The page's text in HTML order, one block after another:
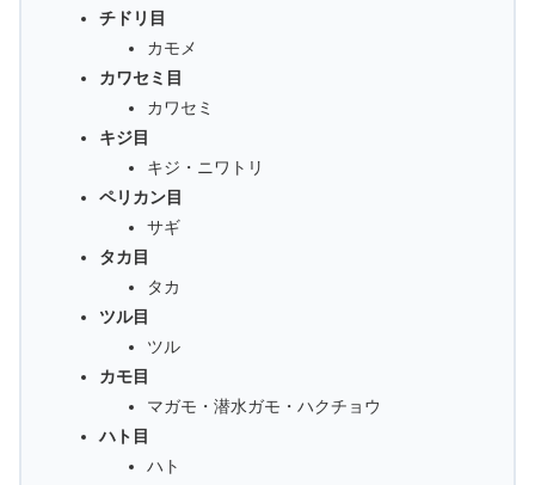
チドリ目
カモメ
カワセミ目
カワセミ
キジ目
キジ・ニワトリ
ペリカン目
サギ
タカ目
タカ
ツル目
ツル
カモ目
マガモ・潜水ガモ・ハクチョウ
ハト目
ハト